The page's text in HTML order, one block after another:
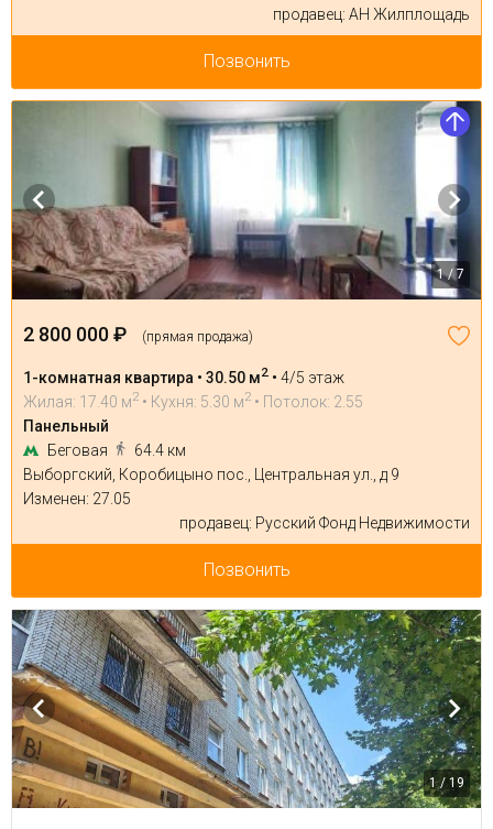
продавец: АН Жилплощадь
Позвонить
1 / 7
2 800 000 ₽ (прямая продажа)
1-комнатная квартира • 30.50 м2 • 4/5 этаж
Жилая: 17.40 м2 • Кухня: 5.30 м2 • Потолок: 2.55
Панельный
Беговая
64.4 км
Выборгский, Коробицыно пос., Центральная ул., д 9
Изменен: 27.05
продавец: Русский Фонд Недвижимости
Позвонить
1 / 19